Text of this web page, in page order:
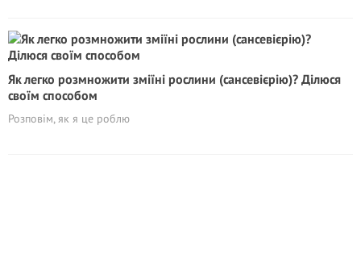
Як легко розмножити зміїні рослини (сансевієрію)? Дiлюся
своїм способом
Розповім, як я це роблю